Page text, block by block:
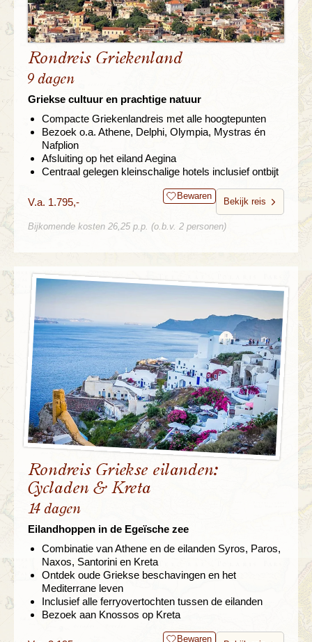
Rondreis Griekenland
9 dagen
Griekse cultuur en prachtige natuur
Compacte Griekenlandreis met alle hoogtepunten
Bezoek o.a. Athene, Delphi, Olympia, Mystras én
Nafplion
Afsluiting op het eiland Aegina
Centraal gelegen kleinschalige hotels inclusief ontbijt
V.a. 1.795,- Bewaren
Bekijk reis
Bijkomende kosten 26,25 p.p. (o.b.v. 2 personen)
Rondreis Griekse eilanden:
Cycladen & Kreta
14 dagen
Eilandhoppen in de Egeïsche zee
Combinatie van Athene en de eilanden Syros, Paros,
Naxos, Santorini en Kreta
Ontdek oude Griekse beschavingen en het
Mediterrane leven
Inclusief alle ferryovertochten tussen de eilanden
Bezoek aan Knossos op Kreta
Bewaren